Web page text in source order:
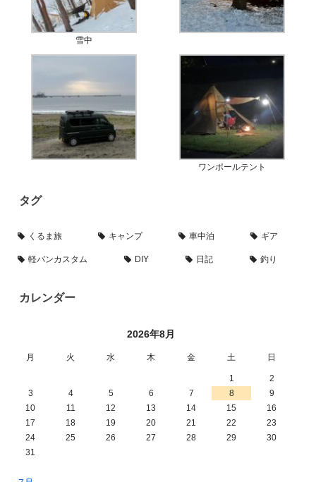
雪中
ワンポールテント
タグ
くるま旅 キャンプ 車中泊 ギア
軽バンカスタム DIY 日記 釣り
カレンダー
2026年8月
月 火 水 木 金 土 日
1
2
3
4 5 6 7 8
9
10
11 12 13 14 15
16
17
18 19 20 21 22
23
24
25 26 27 28 29
30
31